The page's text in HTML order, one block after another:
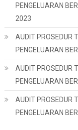
PENGELUARAN
2023
AUDIT PROSEDUR
PENGELUARAN
AUDIT PROSEDUR
PENGELUARAN
AUDIT PROSEDUR
PENGELUARAN